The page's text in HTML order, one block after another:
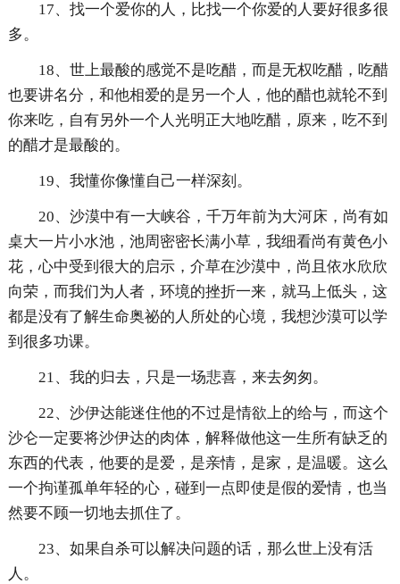
17、找一个爱你的人，比找一个你爱的人要好很多很
多。
18、世上最酸的感觉不是吃醋，而是无权吃醋，吃醋
也要讲名分，和他相爱的是另一个人，他的醋也就轮不到
你来吃，自有另外一个人光明正大地吃醋，原来，吃不到
的醋才是最酸的。
19、我懂你像懂自己一样深刻。
20、沙漠中有一大峡谷，千万年前为大河床，尚有如
桌大一片小水池，池周密密长满小草，我细看尚有黄色小
花，心中受到很大的启示，介草在沙漠中，尚且依水欣欣
向荣，而我们为人者，环境的挫折一来，就马上低头，这
都是没有了解生命奥祕的人所处的心境，我想沙漠可以学
到很多功课。
21、我的归去，只是一场悲喜，来去匆匆。
22、沙伊达能迷住他的不过是情欲上的给与，而这个
沙仑一定要将沙伊达的肉体，解释做他这一生所有缺乏的
东西的代表，他要的是爱，是亲情，是家，是温暖。这么
一个拘谨孤单年轻的心，碰到一点即使是假的爱情，也当
然要不顾一切地去抓住了。
23、如果自杀可以解决问题的话，那么世上没有活
人。